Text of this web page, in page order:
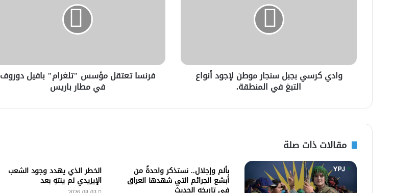
وادي كرسي بجبل سنجار موطن لإجود أنواع
التبغ في المنطقة.
فرنسا تعتقل مؤسس "تلغرام" بافيل دوروف
في مطار باريس
مقالات ذات صلة
بألم وإجلال.. نستذكر واحدةً من
أبشع الجرائم التي شهدها العراق
في تاريخه الحديث
الخطر الذي يهدد وجود الشعب
الإيزيدي لم ينتهِ بعد